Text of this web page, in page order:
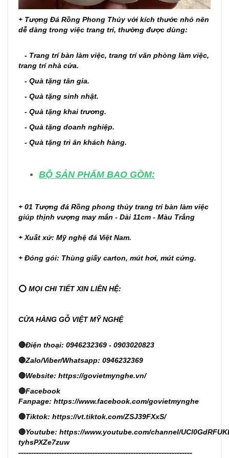
+ Tượng Đá Rồng Phong Thủy với kích thước nhỏ nên
dễ dàng trong việc trang trí, thường được dùng:
- Trang trí bàn làm việc, trang trí văn phòng làm việc,
trang trí nhà cửa.
- Quà tặng tân gia.
- Quà tặng sinh nhật.
- Quà tặng khai trương.
- Quà tặng doanh nghiệp.
- Quà tặng tri ân khách hàng.
BỘ SẢN PHẨM BAO GỒM:
+ 01 Tượng đá Rồng phong thủy trang trí bàn làm việc
giúp thịnh vượng may mắn - Dài 11cm - Màu Trắng
+ Xuất xứ: Mỹ nghệ đá Việt Nam.
+ Đóng gói: Thùng giấy carton, mút hơi, mút cứng.
⭕ MỌI CHI TIẾT XIN LIÊN HỆ:
CỬA HÀNG GỖ VIỆT MỸ NGHỆ
🔴Điện thoại: 0946232369 - 0903020823
🔴Zalo/Viber/Whatsapp: 0946232369
🔴Website: https://govietmynghe.vn/
🔴Facebook
Fanpage: https://www.facebook.com/govietmynghe
🔴Tiktok: https://vt.tiktok.com/ZSJ39FXxS/
🔴Youtube: https://www.youtube.com/channel/
tyhsPXZe7zuw
--------------------------------------------------------------------